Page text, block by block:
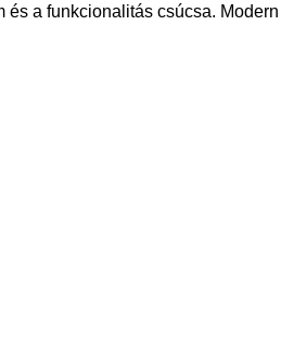
a funkcionalitás csúcsa.